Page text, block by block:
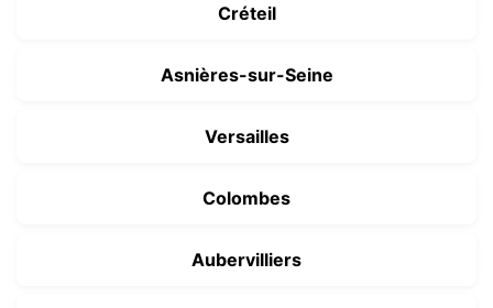
Créteil
Asnières-sur-Seine
Versailles
Colombes
Aubervilliers